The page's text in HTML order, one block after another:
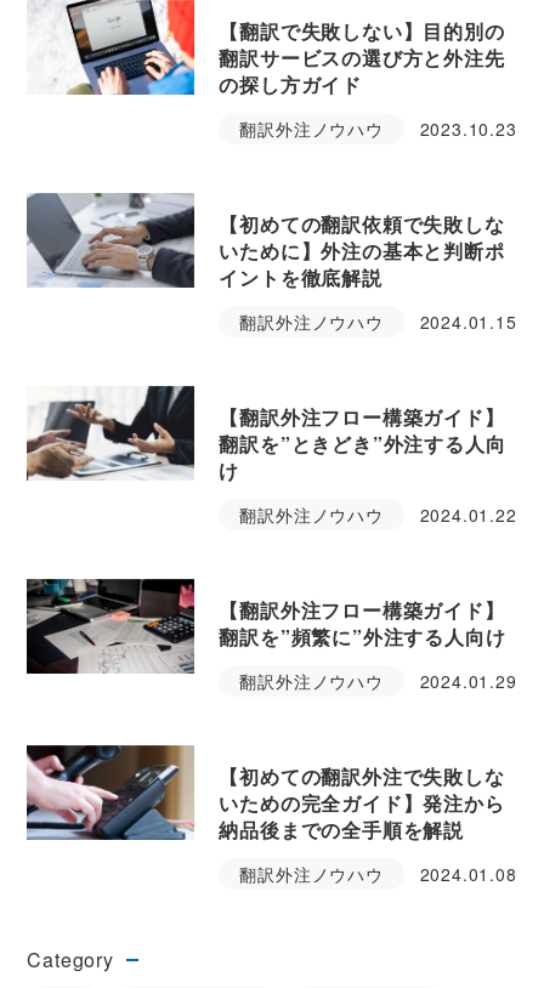
【翻訳で失敗しない】目的別の
翻訳サービスの選び方と外注先
の探し方ガイド
翻訳外注ノウハウ 2023.10.23
【初めての翻訳依頼で失敗しな
いために】外注の基本と判断ポ
イントを徹底解説
翻訳外注ノウハウ 2024.01.15
【翻訳外注フロー構築ガイド】
翻訳を”ときどき”外注する人向
け
翻訳外注ノウハウ 2024.01.22
【翻訳外注フロー構築ガイド】
翻訳を”頻繁に”外注する人向け
翻訳外注ノウハウ 2024.01.29
【初めての翻訳外注で失敗しな
いための完全ガイド】発注から
納品後までの全手順を解説
翻訳外注ノウハウ 2024.01.08
Category